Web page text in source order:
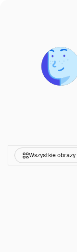
Wszystkie obrazy